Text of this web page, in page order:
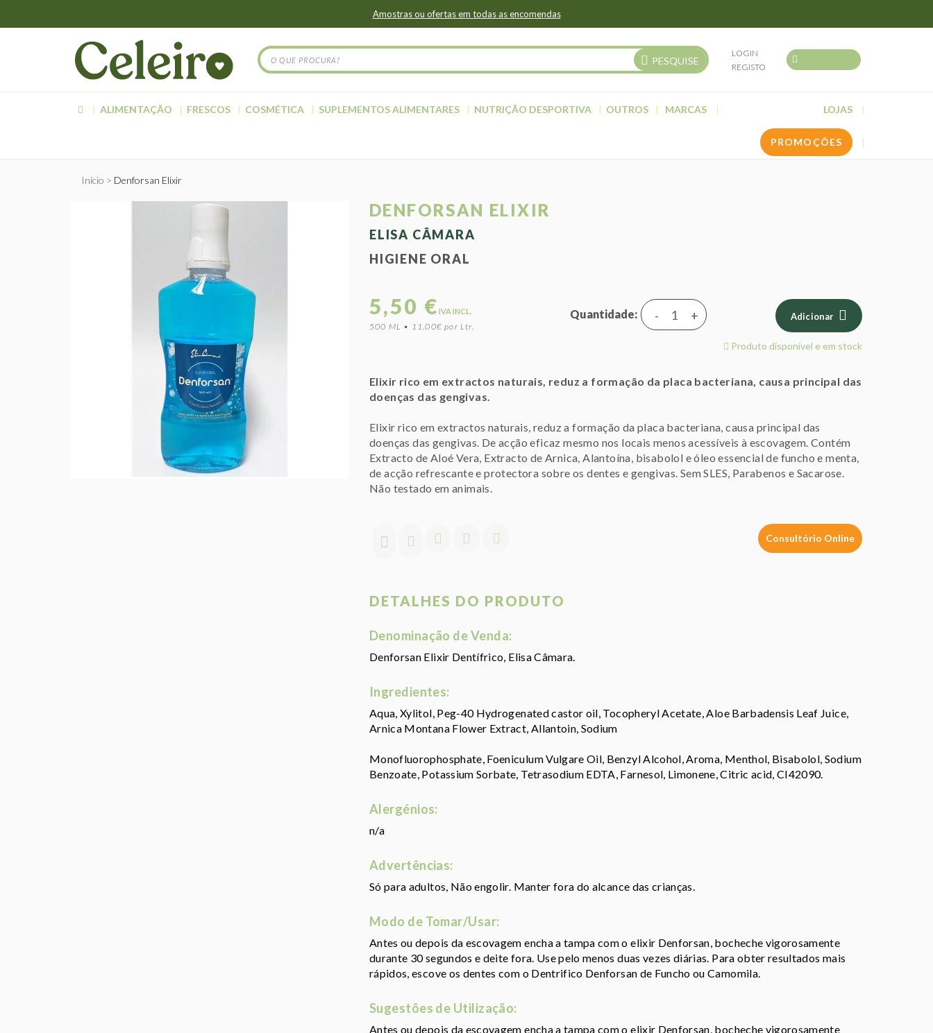
Amostras ou ofertas em todas as encomendas
PESQUISE
LOGIN
REGISTO
ALIMENTAÇÃO FRESCOS COSMÉTICA SUPLEMENTOS ALIMENTARES NUTRIÇÃO DESPORTIVA OUTROS MARCAS LOJAS
PROMOÇÕES
Início Denforsan Elixir
DENFORSAN ELIXIR
ELISA CÂMARA
HIGIENE ORAL
5,50 € IVA INCL.
500 ML • 11.00€ por Ltr.
Quantidade +
- Adicionar
Produto disponível e em stock
Elixir rico em extractos naturais, reduz a formação da placa bacteriana, causa principal das
doenças das gengivas.
Elixir rico em extractos naturais, reduz a formação da placa bacteriana, causa principal das
doenças das gengivas. De acção eficaz mesmo nos locais menos acessíveis à escovagem. Contém
Extracto de Aloé Vera, Extracto de Arnica, Alantoína, bisabolol e óleo essencial de funcho e menta,
de acção refrescante e protectora sobre os dentes e gengivas. Sem SLES, Parabenos e Sacarose.
Não testado em animais.
Consultório Online
DETALHES DO PRODUTO
Denominação de Venda:
Denforsan Elixir Dentífrico, Elisa Câmara.
Ingredientes:
Aqua, Xylitol, Peg-40 Hydrogenated castor oil, Tocopheryl Acetate, Aloe Barbadensis Leaf Juice,
Arnica Montana Flower Extract, Allantoin, Sodium
Monofluorophosphate, Foeniculum Vulgare Oil, Benzyl Alcohol, Aroma, Menthol, Bisabolol, Sodium
Benzoate, Potassium Sorbate, Tetrasodium EDTA, Farnesol, Limonene, Citric acid, CI42090.
Alergénios:
n/a
Advertências:
Só para adultos, Não engolir. Manter fora do alcance das crianças.
Modo de Tomar/Usar:
Antes ou depois da escovagem encha a tampa com o elixir Denforsan, bocheche vigorosamente
durante 30 segundos e deite fora. Use pelo menos duas vezes diárias. Para obter resultados mais
rápidos, escove os dentes com o Dentrifico Denforsan de Funcho ou Camomila.
Sugestões de Utilização:
Antes ou depois da escovagem encha a tampa com o elixir Denforsan, bocheche vigorosamente